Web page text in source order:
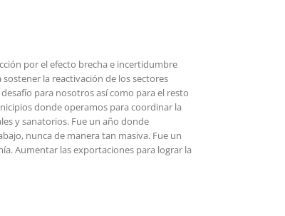
por el efecto brecha e incertidumbre
la reactivación de los sectores
para nosotros así como para el resto
donde operamos para coordinar la
y sanatorios. Fue un año donde
nunca de manera tan masiva. Fue un
Aumentar las exportaciones para lograr la